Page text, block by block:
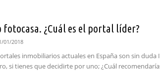
fotocasa. ¿Cuál es el portal líder?
01/2018
inmobiliarios actuales en España son sin duda
si tienes que decidirte por uno; ¿Cuál